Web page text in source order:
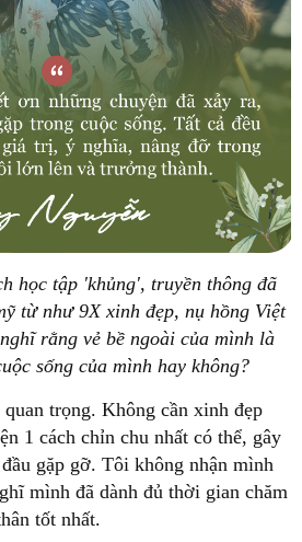
học tập 'khủng', truyền thông đã
từ như 9X xinh đẹp, nụ hồng Việt
rằng vẻ bề ngoài của mình là
sống của mình hay không?
trọng. Không cần xinh đẹp
1 cách chỉn chu nhất có thể, gây
gặp gỡ. Tôi không nhận mình
mình đã dành đủ thời gian chăm
tốt nhất.